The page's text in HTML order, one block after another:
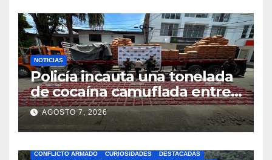
NOTICIAS
Policía incauta una tonelada
de cocaína camuflada entre
carga de cemento en el
Cauca
AGOSTO 7, 2026
CONFLICTO ARMADO
CURIOSIDADES
DESTACADAS